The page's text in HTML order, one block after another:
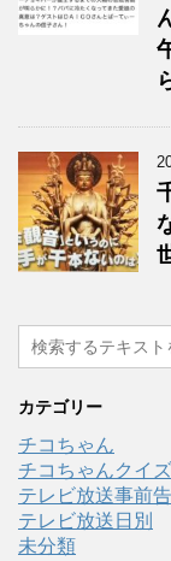
カテゴリー
チコちゃん
チコちゃんクイズ
テレビ放送事前
テレビ放送日別
未分類